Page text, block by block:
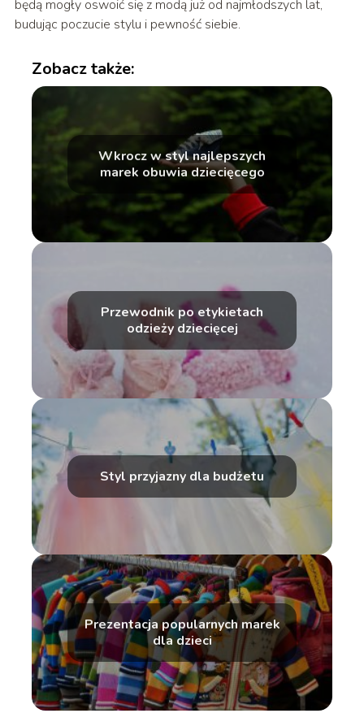
będą mogły oswoić się z modą już od najmłodszych lat,
budując poczucie stylu i pewność siebie.
Zobacz także:
Wkrocz w styl najlepszych
marek obuwia dziecięcego
Przewodnik po etykietach
odzieży dziecięcej
Styl przyjazny dla budżetu
Prezentacja popularnych marek
dla dzieci